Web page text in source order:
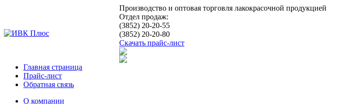
Производство и оптовая торговля лакокрасочной продукцией
Отдел продаж:
(3852) 20-20-55
(3852) 20-20-80
Скачать прайс-лист
Главная страница
Прайс-лист
Обратная связь
О компании